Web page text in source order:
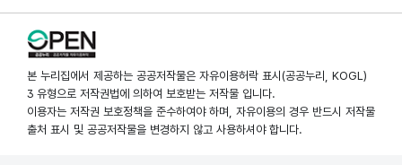
본 누리집에서 제공하는 공공저작물은 자유이용허락 표시(공공누리, KOGL)
3 유형으로 저작권법에 의하여 보호받는 저작물 입니다.
이용자는 저작권 보호정책을 준수하여야 하며, 자유이용의 경우 반드시 저작물
출처 표시 및 공공저작물을 변경하지 않고 사용하셔야 합니다.